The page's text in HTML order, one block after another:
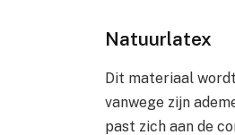
Natuurlatex
Dit materiaal
vanwege zijn
past zich aan de